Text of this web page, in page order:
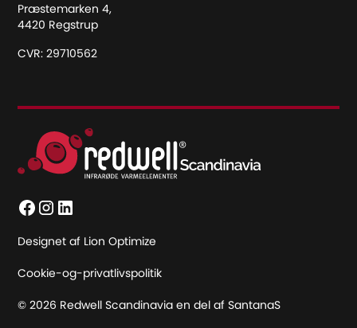
Præstemarken 4,
4420 Regstrup
CVR: 29710562
© 2026 Redwell Scandinavia en del af SantanaS
Cookie-og-privatlivspolitik
Designet af Lion Optimize